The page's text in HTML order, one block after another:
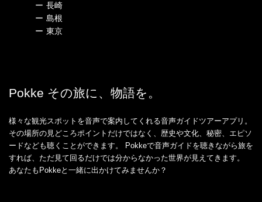
ー 長崎
ー 島根
ー 東京
Pokke その旅に、物語を。
様々な観光スポットを音声で案内してくれる音声ガイドツアーアプリ。
その場所の見どころポイントだけではなく、歴史や文化、秘密、エピソ
ードなども聴くことができます。 Pokkeで音声ガイドを聴きながら旅を
すれば、ただ見て回るだけでは分からなかった世界が見えてきます。
あなたもPokkeと一緒に出かけてみませんか？